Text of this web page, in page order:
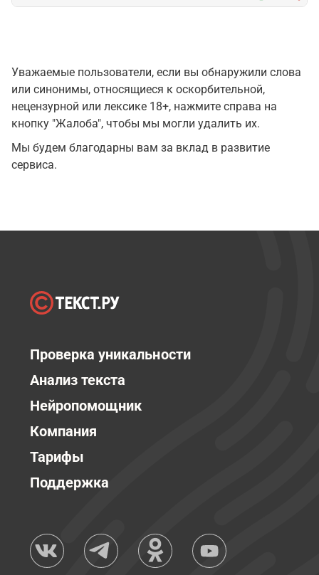
Уважаемые пользователи, если вы обнаружили слова
или синонимы, относящиеся к оскорбительной,
нецензурной или лексике 18+, нажмите справа на
кнопку "Жалоба", чтобы мы могли удалить их.
Мы будем благодарны вам за вклад в развитие
сервиса.
Проверка уникальности
Анализ текста
Нейропомощник
Компания
Тарифы
Поддержка